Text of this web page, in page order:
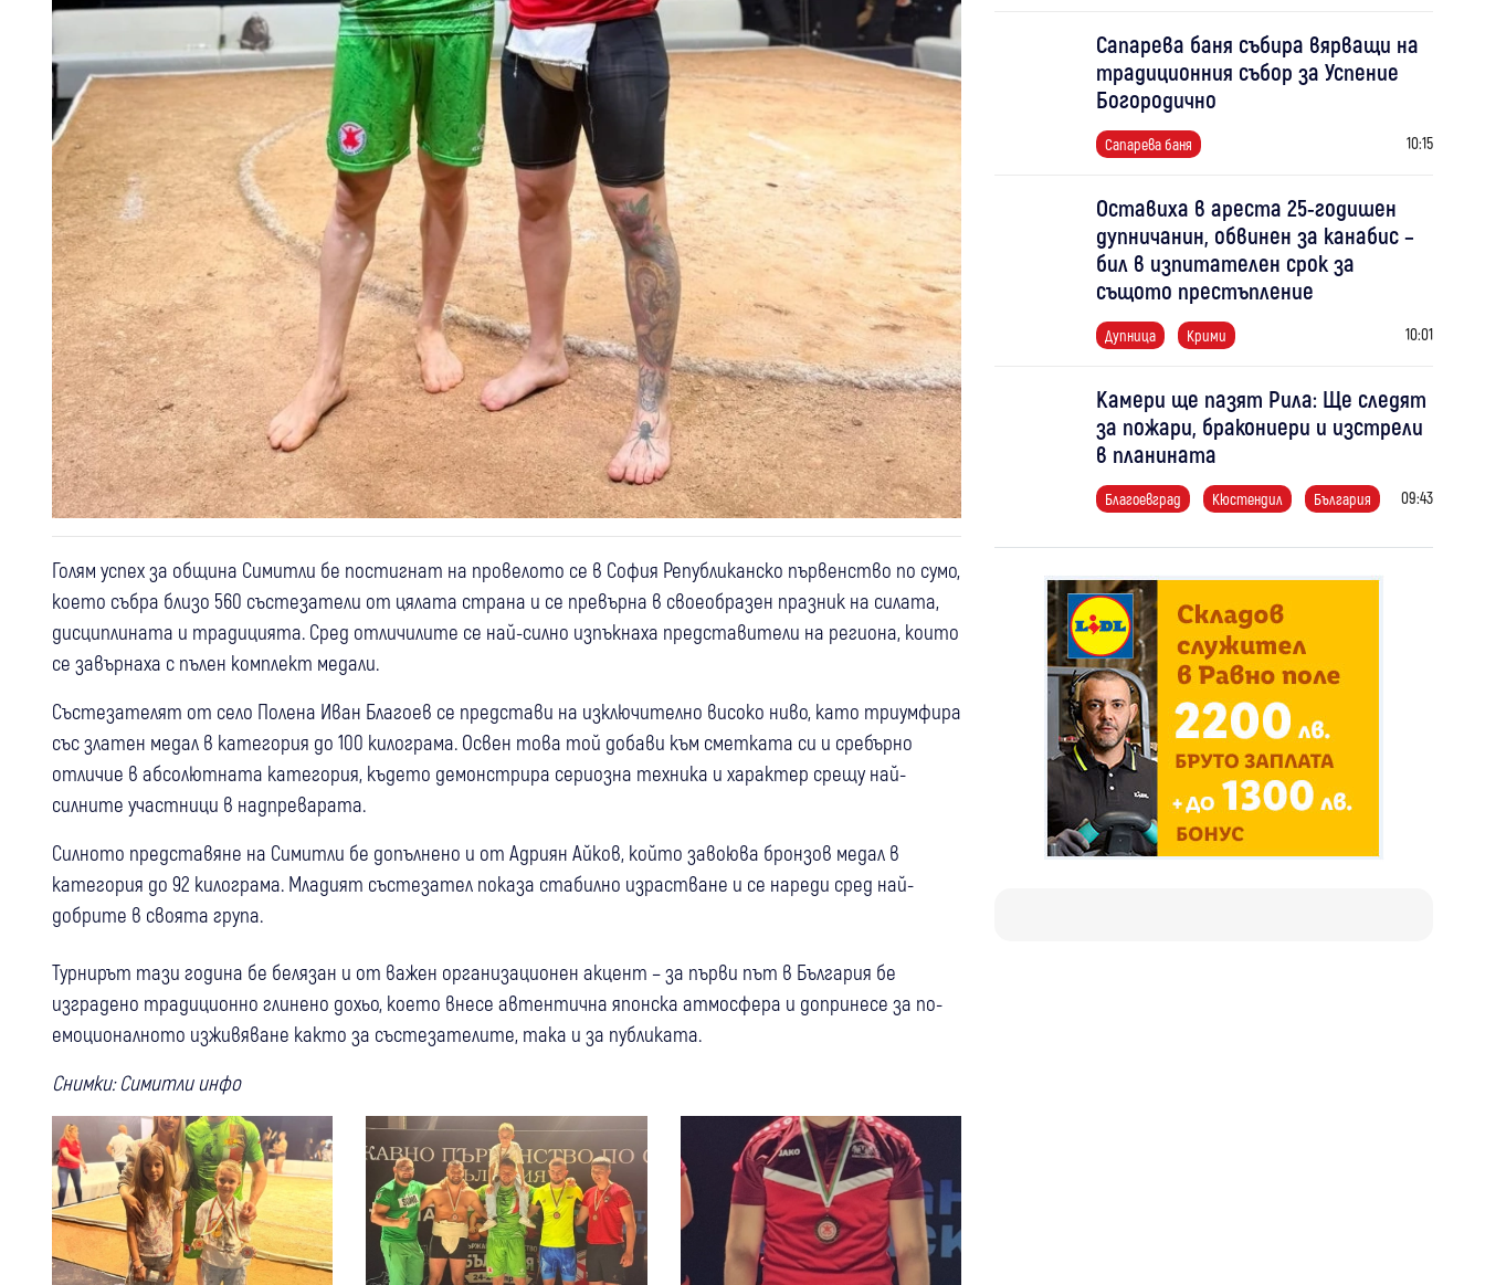
Голям успех за община Симитли бе постигнат на провелото се в София Републиканско първенство по сумо,
което събра близо 560 състезатели от цялата страна и се превърна в своеобразен празник на силата,
дисциплината и традицията. Сред отличилите се най-силно изпъкнаха представители на региона, които
се завърнаха с пълен комплект медали.
Състезателят от село Полена Иван Благоев се представи на изключително високо ниво, като триумфира
със златен медал в категория до 100 килограма. Освен това той добави към сметката си и сребърно
отличие в абсолютната категория, където демонстрира сериозна техника и характер срещу най-
силните участници в надпреварата.
Силното представяне на Симитли бе допълнено и от Адриян Айков, който завоюва бронзов медал в
категория до 92 килограма. Младият състезател показа стабилно израстване и се нареди сред най-
добрите в своята група.
Турнирът тази година бе белязан и от важен организационен акцент – за първи път в България бе
изградено традиционно глинено дохьо, което внесе автентична японска атмосфера и допринесе за по-
емоционалното изживяване както за състезателите, така и за публиката.
Снимки: Симитли инфо
Благоевград Кресна България Благоевград Симитли България 29 юли
Сапарева баня събира вярващи на
традиционния събор за Успение
Богородично
Сапарева баня 10:15
Оставиха в ареста 25-годишен
дупничанин, обвинен за канабис –
бил в изпитателен срок за
същото престъпление
Дупница Крими 10:01
Камери ще пазят Рила: Ще следят
за пожари, бракониери и изстрели
в планината
Благоевград Кюстендил България 09:43